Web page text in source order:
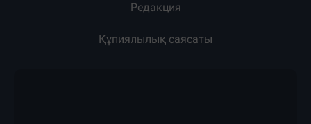
Редакция
Құпиялылық саясаты